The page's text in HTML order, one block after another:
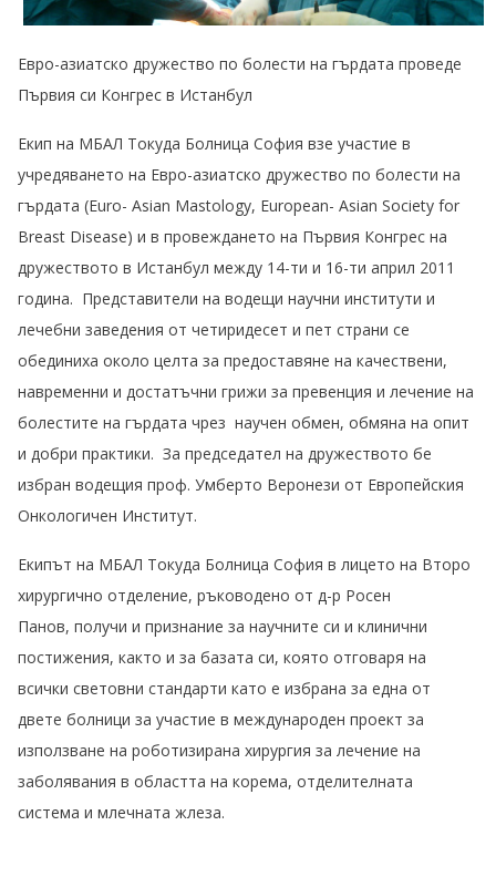
Евро-азиатско дружество по болести на гърдата проведе
Първия си Конгрес в Истанбул
Екип на МБАЛ Токуда Болница София взе участие в
учредяването на Евро-азиатско дружество по болести на
гърдата (Euro- Asian Mastology, European- Asian Society for
Breast Disease) и в провеждането на Първия Конгрес на
дружеството в Истанбул между 14-ти и 16-ти април 2011
година. Представители на водещи научни институти и
лечебни заведения от четиридесет и пет страни се
обединиха около целта за предоставяне на качествени,
навременни и достатъчни грижи за превенция и лечение на
болестите на гърдата чрез научен обмен, обмяна на опит
и добри практики. За председател на дружеството бе
избран водещия проф. Умберто Веронези от Европейския
Онкологичен Институт.
Екипът на МБАЛ Токуда Болница София в лицето на Второ
хирургично отделение, ръководено от д-р Росен
Панов, получи и признание за научните си и клинични
постижения, както и за базата си, която отговаря на
всички световни стандарти като е избрана за една от
двете болници за участие в международен проект за
използване на роботизирана хирургия за лечение на
заболявания в областта на корема, отделителната
система и млечната жлеза.